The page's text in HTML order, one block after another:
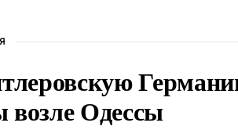
возле Одессы